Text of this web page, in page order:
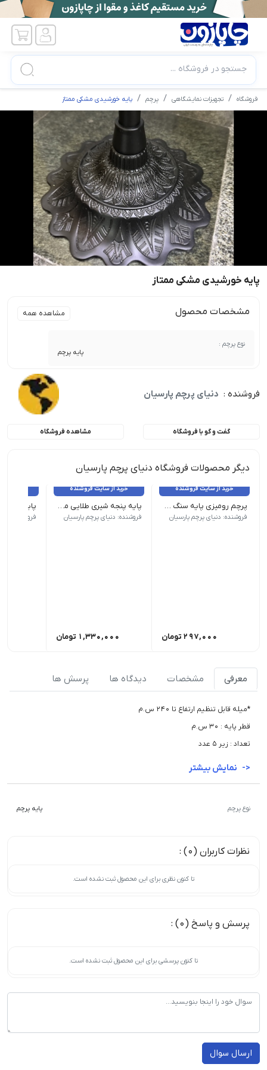
جستجو در فروشگاه ...
فروشگاه تجهیزات نمایشگاهی پرچم پایه خورشیدی مشکی ممتاز
پایه خورشیدی مشکی ممتاز
مشخصات محصول مشاهده همه
نوع پرچم :
پایه پرچم
فروشنده : دنیای پرچم پارسیان
گفت و گو با فروشگاه مشاهده فروشگاه
دیگر محصولات فروشگاه دنیای پرچم پارسیان
خرید از سایت فروشنده
پرچم رومیزی پایه سنگ ساتن براق دور لیزر ملل
فروشنده: دنیای پرچم پارسیان
297,000 تومان
خرید از سایت فروشنده
پایه پنجه شیری طلایی ممتاز
*میله قابل تنظیم ارتفاع تا 240 س.م | قطر پایه : 30 س.م | تعداد : زیر 5 عدد
فروشنده: دنیای پرچم پارسیان
1,330,000 تومان
پایه
*میله قابل تنظیم
فروشنده:
معرفی مشخصات دیدگاه ها پرسش ها
*میله قابل تنظیم ارتفاع تا 240 س.م
قطر پایه : 30 س.م
تعداد : زیر 5 عدد
نوع پرچم پایه پرچم
نظرات کاربران (0) :
تا کنون نظری برای این محصول ثبت نشده است.
پرسش و پاسخ (0) :
تا کنون پرسشی برای این محصول ثبت نشده است.
ارسال سوال